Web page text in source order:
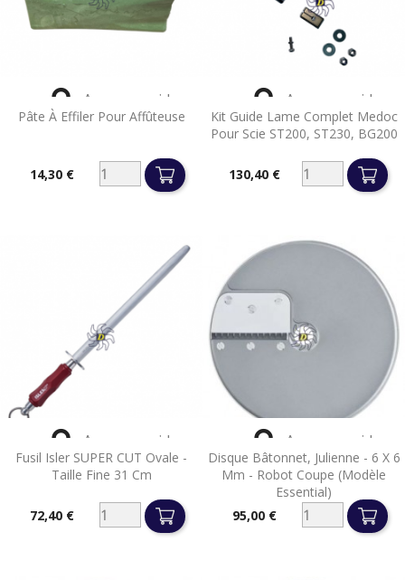
Pâte À Effiler Pour Affûteuse
14,30 €
 Aperçu rapide
Kit Guide Lame Complet Medoc
Pour Scie ST200, ST230, BG200
130,40 €
 Aperçu rapide
Fusil Isler SUPER CUT Ovale -
Taille Fine 31 Cm
72,40 €
 Aperçu rapide
Disque Bâtonnet, Julienne - 6 X 6
Mm - Robot Coupe (Modèle
Essential)
95,00 €
 Aperçu rapide